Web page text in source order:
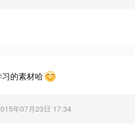
的素材哈
年07月23日 17:34